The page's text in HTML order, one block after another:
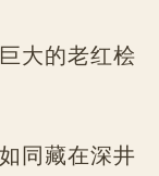
大的老红桧
同藏在深井